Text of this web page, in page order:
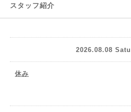
スタッフ紹介
2026.08.08
休み